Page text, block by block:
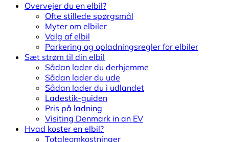
Overvejer du en elbil?
Ofte stillede spørgsmål
Myter om elbiler
Valg af elbil
Parkering og opladningsregler for elbiler
Sæt strøm til din elbil
Sådan lader du derhjemme
Sådan lader du ude
Sådan lader du i udlandet
Ladestik-guiden
Pris på ladning
Visiting Denmark in an EV
Hvad koster en elbil?
Totaleomkostninger